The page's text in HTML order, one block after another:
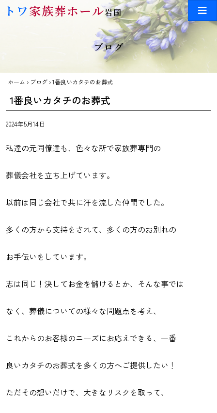
Skip to main content
トワ家族葬ホール岩国
ブログ
ホーム › ブログ ›1番良いカタチのお葬式
1番良いカタチのお葬式
2024年5月14日
私達の元同僚達も、色々な所で家族葬専門の
葬儀会社を立ち上げています。
以前は同じ会社で共に汗を流した仲間でした。
多くの方から支持をされて、多くの方のお別れの
お手伝いをしています。
志は同じ！決してお金を儲けるとか、そんな事では
なく、葬儀についての様々な問題点を考え、
これからのお客様のニーズにお応えできる、一番
良いカタチのお葬式を多くの方へご提供したい！
ただその想いだけで、大きなリスクを取って、